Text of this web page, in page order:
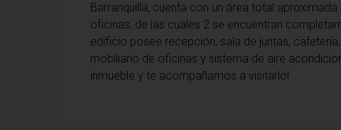
Barranquilla, cuenta con un área total
oficinas, de las cuales 2 se encuentran
edificio posee recepción, sala de juntas,
mobiliario de oficinas y sistema de aire
inmueble y te acompañamos a visitarlo!